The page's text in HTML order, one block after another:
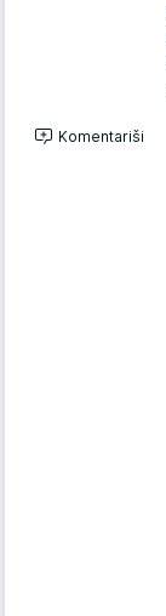
Komentariši